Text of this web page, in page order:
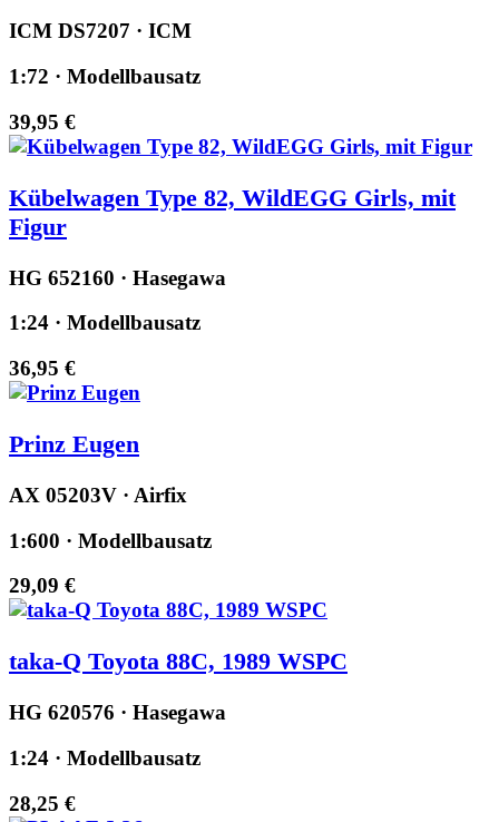
ICM DS7207 · ICM
1:72 · Modellbausatz
39,95 €
Kübelwagen Type 82, WildEGG Girls, mit
Figur
HG 652160 · Hasegawa
1:24 · Modellbausatz
36,95 €
Prinz Eugen
AX 05203V · Airfix
1:600 · Modellbausatz
29,09 €
taka-Q Toyota 88C, 1989 WSPC
HG 620576 · Hasegawa
1:24 · Modellbausatz
28,25 €